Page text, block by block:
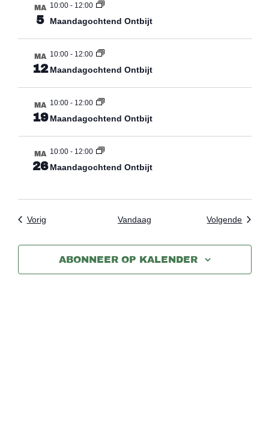
MA
5
10:00- 12:00
Maandagochtend Ontbijt
MA
12
10:00- 12:00
Maandagochtend Ontbijt
MA
19
10:00- 12:00
Maandagochtend Ontbijt
MA
26
10:00- 12:00
Maandagochtend Ontbijt
VorigEvenementen Vandaag Volgende
ABONNEER OP KALENDER